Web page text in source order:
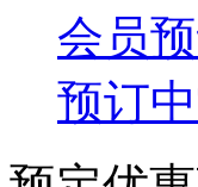
会员
预订